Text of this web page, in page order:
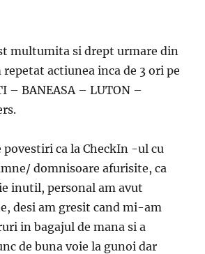
multumita si drept urmare din
repetat actiunea inca de 3 ori pe
– BANEASA – LUTON –
ca la CheckIn -ul cu
domnisoare afurisite, ca
inutil, personal am avut
desi am gresit cand mi-am
in bagajul de mana si a
de buna voie la gunoi dar